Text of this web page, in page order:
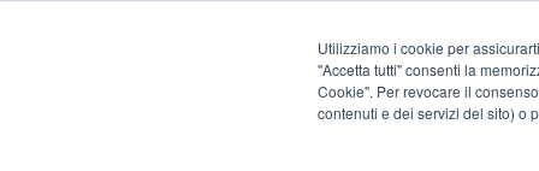
Utilizziamo i cookie per
"Accetta tutti" consenti la
Cookie". Per revocare il
contenuti e dei servizi del sito) o